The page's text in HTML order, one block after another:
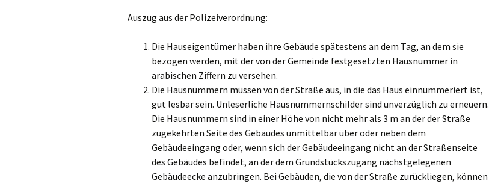
Auszug aus der Polizeiverordnung:
Die Hauseigentümer haben ihre Gebäude spätestens an dem Tag, an dem sie
bezogen werden, mit der von der Gemeinde festgesetzten Hausnummer in
arabischen Ziffern zu versehen.
Die Hausnummern müssen von der Straße aus, in die das Haus einnummeriert ist,
gut lesbar sein. Unleserliche Hausnummernschilder sind unverzüglich zu erneuern.
Die Hausnummern sind in einer Höhe von nicht mehr als 3 m an der der Straße
zugekehrten Seite des Gebäudes unmittelbar über oder neben dem
Gebäudeeingang oder, wenn sich der Gebäudeeingang nicht an der Straßenseite
des Gebäudes befindet, an der dem Grundstückszugang nächstgelegenen
Gebäudeecke anzubringen. Bei Gebäuden, die von der Straße zurückliegen, können